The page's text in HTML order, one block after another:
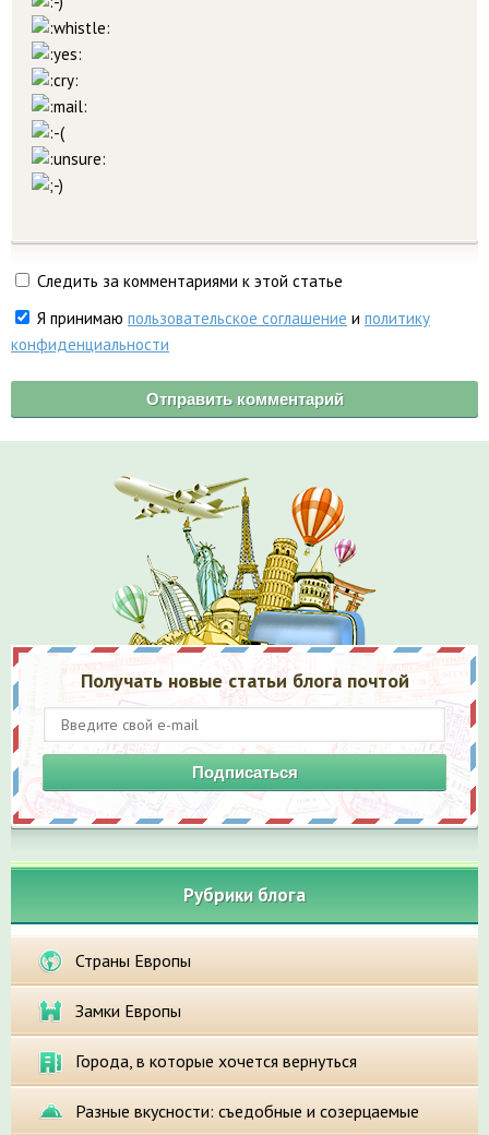
Следить за комментариями к этой статье
Я принимаю пользовательское соглашение и политику
конфиденциальности
Получать новые статьи блога почтой
Подписаться
Рубрики блога
Страны Европы
Замки Европы
Города, в которые хочется вернуться
Разные вкусности: съедобные и созерцаемые